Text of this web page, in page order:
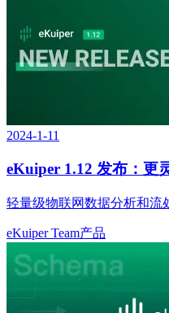
2024-1-11
eKuiper 1.12 发布：更
轻量级物联网数据分析和流
eKuiper Team产品